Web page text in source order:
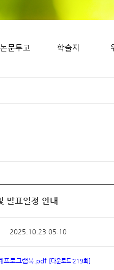
논문투고 학술지
발표일정 안내
2025.10.23 05:10
프로그램북.pdf [다운로드:219회]